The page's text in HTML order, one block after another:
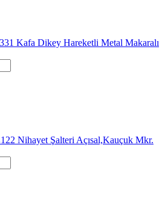
Kafa Dikey Hareketli Metal Makaralı
Nihayet Şalteri Açısal,Kauçuk Mkr.